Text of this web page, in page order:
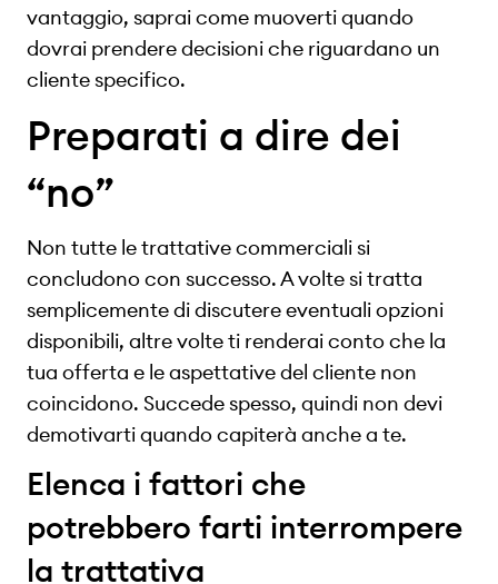
vantaggio, saprai come muoverti quando
dovrai prendere decisioni che riguardano un
cliente specifico.
Preparati a dire dei
“no”
Non tutte le trattative commerciali si
concludono con successo. A volte si tratta
semplicemente di discutere eventuali opzioni
disponibili, altre volte ti renderai conto che la
tua offerta e le aspettative del cliente non
coincidono. Succede spesso, quindi non devi
demotivarti quando capiterà anche a te.
Elenca i fattori che
potrebbero farti interrompere
la trattativa